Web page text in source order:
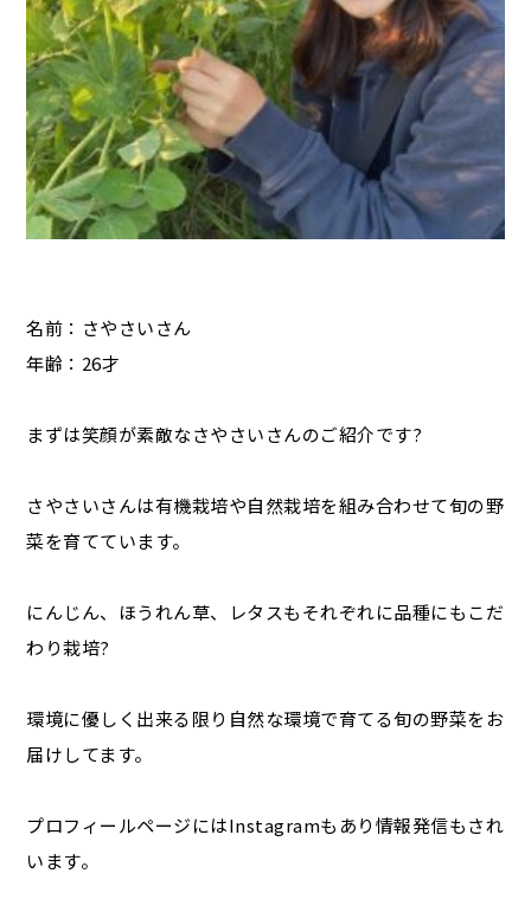
名前：さやさいさん
年齢：26才
まずは笑顔が素敵なさやさいさんのご紹介です?
さやさいさんは有機栽培や自然栽培を組み合わせて旬の野
菜を育てています。
にんじん、ほうれん草、レタスもそれぞれに品種にもこだ
わり栽培?
環境に優しく出来る限り自然な環境で育てる旬の野菜をお
届けしてます。
プロフィールページにはInstagramもあり情報発信もされ
います。